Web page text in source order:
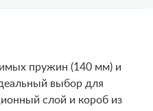
пружин (140 мм) и
выбор для
слой и короб из